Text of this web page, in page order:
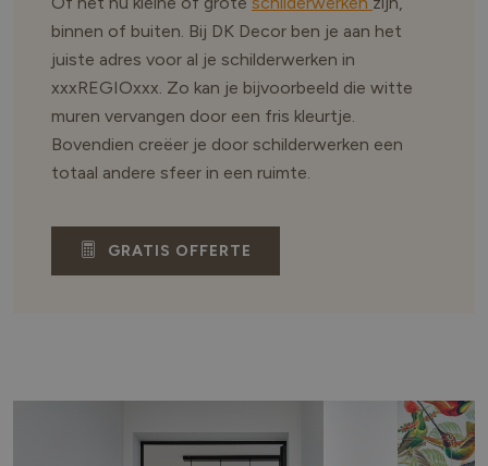
binnen of buiten. Bij DK Decor ben je aan het
juiste adres voor al je schilderwerken in
xxxREGIOxxx. Zo kan je bijvoorbeeld die witte
muren vervangen door een fris kleurtje.
Bovendien creëer je door schilderwerken een
totaal andere sfeer in een ruimte.
GRATIS OFFERTE